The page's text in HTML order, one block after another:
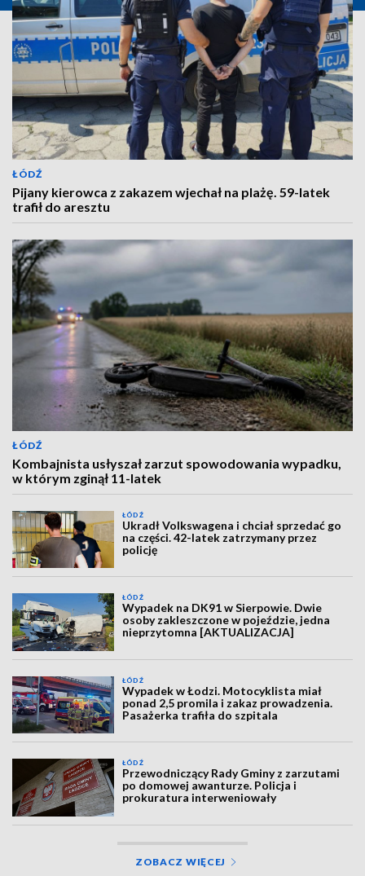
ŁÓDŹ
Pijany kierowca z zakazem wjechał na plażę. 59-latek
trafił do aresztu
ŁÓDŹ
Kombajnista usłyszał zarzut spowodowania wypadku,
w którym zginął 11-latek
ŁÓDŹ
Ukradł Volkswagena i chciał sprzedać go
na części. 42-latek zatrzymany przez
policję
ŁÓDŹ
Wypadek na DK91 w Sierpowie. Dwie
osoby zakleszczone w pojeździe, jedna
nieprzytomna [AKTUALIZACJA]
ŁÓDŹ
Wypadek w Łodzi. Motocyklista miał
ponad 2,5 promila i zakaz prowadzenia.
Pasażerka trafiła do szpitala
ŁÓDŹ
Przewodniczący Rady Gminy z zarzutami
po domowej awanturze. Policja i
prokuratura interweniowały
ZOBACZ WIĘCEJ